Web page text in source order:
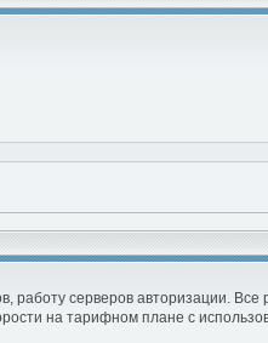
работу серверов авторизации.
на тарифном плане с